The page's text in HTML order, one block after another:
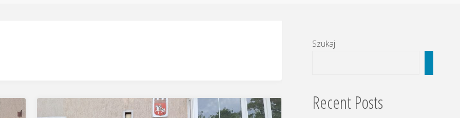
Szukaj
Recent Posts